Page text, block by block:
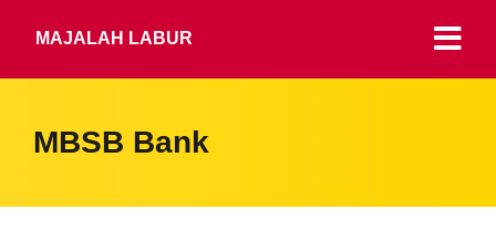
MAJALAH LABUR
MBSB Bank